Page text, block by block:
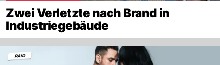
Zwei Verletzte nach Brand in
Industriegebäude